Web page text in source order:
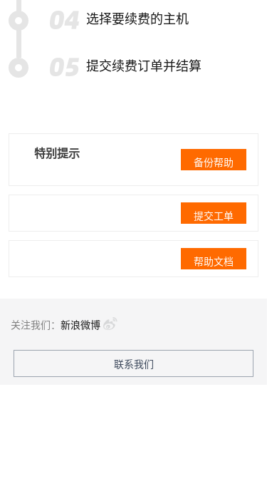
选择要续费的主机
提交续费订单并结算
特别提示
备份帮助
提交工单
帮助文档